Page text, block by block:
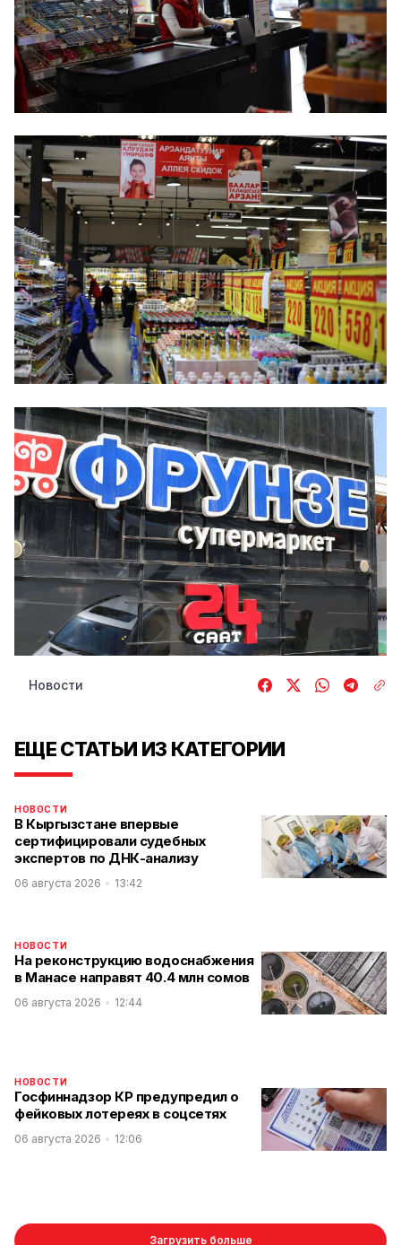
Новости
ЕЩЕ СТАТЬИ ИЗ КАТЕГОРИИ
НОВОСТИ
В Кыргызстане впервые
сертифицировали судебных
экспертов по ДНК-анализу
06 августа 2026 13:42
НОВОСТИ
На реконструкцию водоснабжения
в Манасе направят 40.4 млн сомов
06 августа 2026 12:44
НОВОСТИ
Госфиннадзор КР предупредил о
фейковых лотереях в соцсетях
06 августа 2026 12:06
Загрузить больше